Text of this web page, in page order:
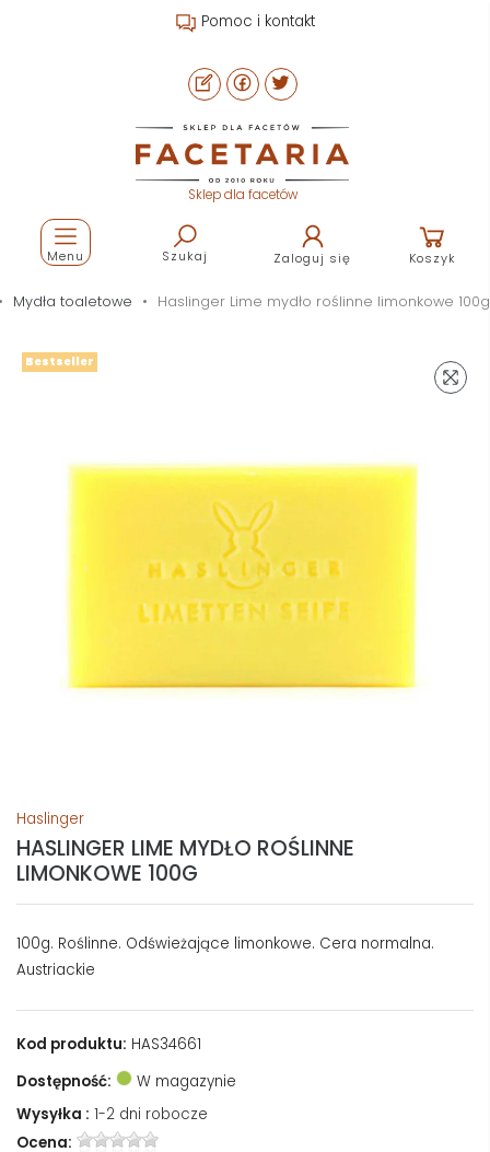
Pomoc i kontakt
Sklep dla facetów
Szukaj Zaloguj się Koszyk
Menu
Mydła toaletowe Haslinger Lime mydło roślinne limonkowe 100g
Bestseller
Haslinger
HASLINGER LIME MYDŁO ROŚLINNE
LIMONKOWE 100G
100g. Roślinne. Odświeżające limonkowe. Cera normalna.
Austriackie
Kod produktu: HAS34661
Dostępność:
W magazynie
Wysyłka : 1-2 dni robocze
Ocena: